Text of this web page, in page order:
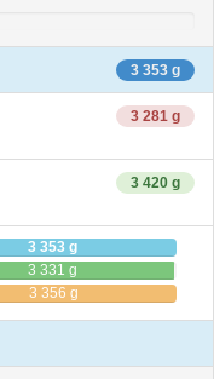
3 353 g
3 281 g
3 420 g
3 353 g
3 331 g
3 356 g